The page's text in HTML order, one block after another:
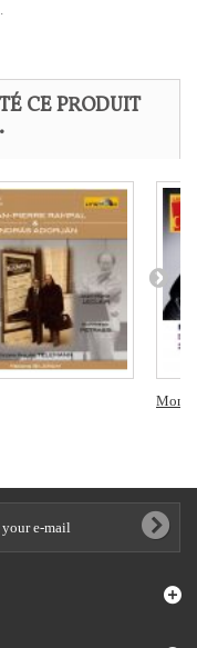
CE PRODUIT